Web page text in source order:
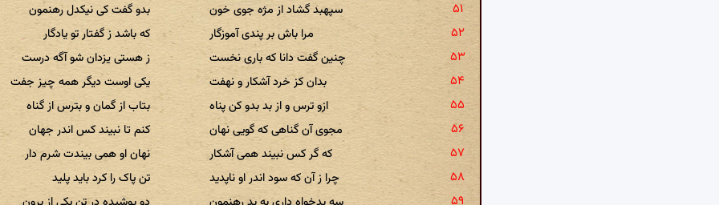
سپهبد گشاد از مژه جوی خون
بدو گفت کی نیکدل رهنمون
مرا باش بر پندی آموزگار
که باشد ز گفتار تو یادگار
چنین گفت دانا که باری نخست
ز هستی یزدان شو آگه درست
بدان کز خرد آشکار و نهفت
یکی اوست دیگر همه چیز جفت
ازو ترس و از بد بدو کن پناه
بتاب از گمان و بترس از گناه
مجوی آن گناهی که گویی نهان
کنم تا نبیند کس اندر جهان
که گر کس نبیند همی آشکار
نهان او همی بیندت شرم دار
چرا ز آن که سود اندر او ناپدید
تن پاک را کرد باید پلید